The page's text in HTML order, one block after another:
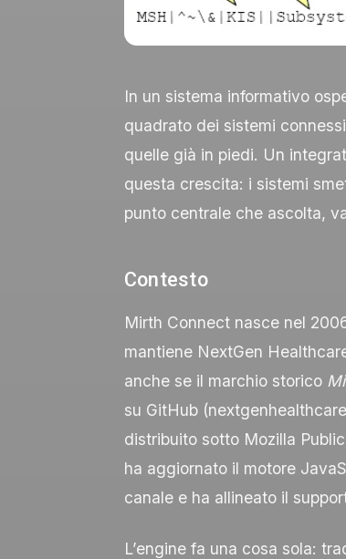
In un sistema informativo
quadrato dei sistemi
quelle già in piedi. Un
questa crescita: i sistemi
punto centrale che ascolta,
Contesto
Mirth Connect nasce nel
mantiene NextGen
anche se il marchio storico
su GitHub (
distribuito sotto Mozilla
ha aggiornato il motore
canale e ha allineato il
L’engine fa una cosa sola: